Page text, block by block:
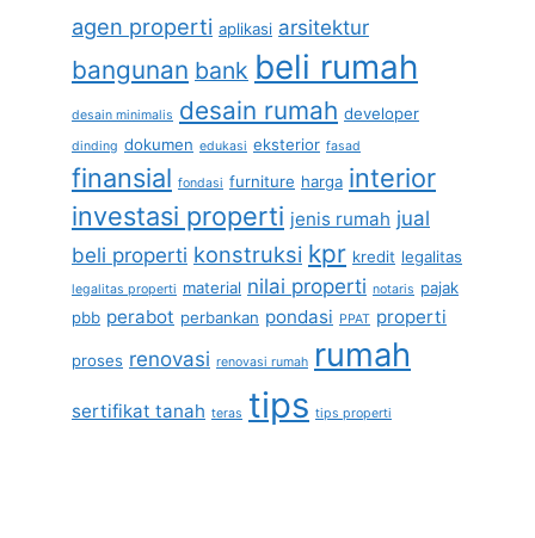
agen properti aplikasi arsitektur
bangunan bank beli rumah
desain minimalis desain rumah developer
dinding dokumen edukasi eksterior fasad
finansial fondasi furniture harga interior
investasi properti jenis rumah jual
beli properti konstruksi kpr kredit legalitas
legalitas properti material nilai properti notaris pajak
pbb perabot perbankan pondasi PPAT properti
proses renovasi renovasi rumah rumah
sertifikat tanah teras tips tips properti